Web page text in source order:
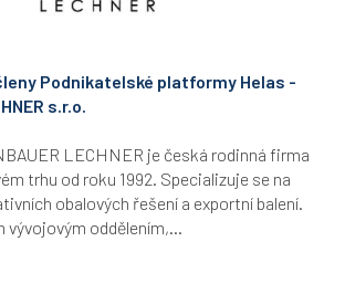
Podnikatelské platformy Helas -
s.r.o.
LECHNER je česká rodinná firma
trhu od roku 1992. Specializuje se na
obalových řešení a exportní balení.
vývojovým oddělením,...